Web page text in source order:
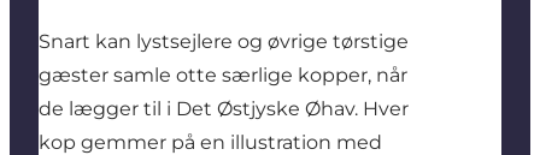
Snart kan lystsejlere og øvrige tørstige
gæster samle otte særlige kopper, når
de lægger til i Det Østjyske Øhav. Hver
kop gemmer på en illustration med